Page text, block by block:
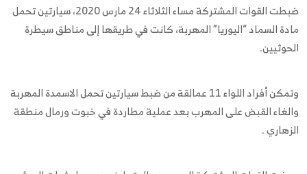
ضبطت القوات المشتركة مساء الثلاثاء 24 مارس 2020، سيارتين تحمل
مادة السماد “اليوريا” المهربة، كانت في طريقها إلى مناطق سيطرة
الحوثيين.
وتمكن أفراد اللواء 11 عمالقة من ضبط سيارتين تحمل الاسمدة المهربة
والغاء القبض على المهرب بعد عملية مطاردة في خبوت ورمال منطقة
الزهاري .